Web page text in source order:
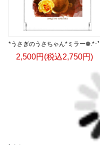
*うさぎのうさちゃん*ミラー❁.*･ﾟ
2,500円(税込2,750円)